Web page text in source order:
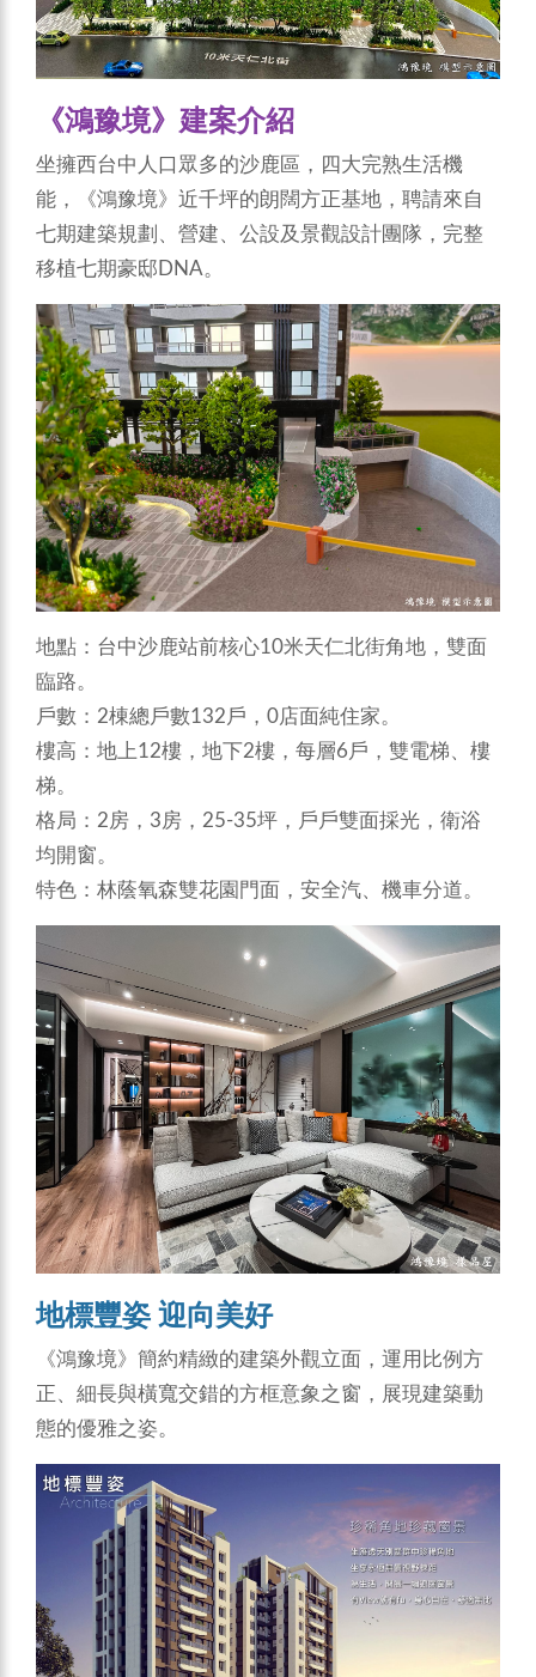
《鴻豫境》建案介紹
坐擁西台中人口眾多的沙鹿區，四大完熟生活機
能，《鴻豫境》近千坪的朗闊方正基地，聘請來自
七期建築規劃、營建、公設及景觀設計團隊，完整
移植七期豪邸DNA。
地點：台中沙鹿站前核心10米天仁北街角地，雙面
臨路。
戶數：2棟總戶數132戶，0店面純住家。
樓高：地上12樓，地下2樓，每層6戶，雙電梯、樓
梯。
格局：2房，3房，25-35坪，戶戶雙面採光，衛浴
均開窗。
特色：林蔭氧森雙花園門面，安全汽、機車分道。
地標豐姿 迎向美好
《鴻豫境》簡約精緻的建築外觀立面，運用比例方
正、細長與橫寬交錯的方框意象之窗，展現建築動
態的優雅之姿。